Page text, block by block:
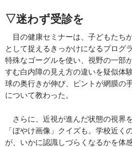
▽迷わず受診を
目の健康セミナーは、子どもたち
として捉えるきっかけになるプログ
特殊なゴーグルを使い、視野の一部
すむ白内障の見え方の違いを疑似体
球の奥行きが伸び、ピントが網膜の
について教わった。
さらに、近視が進んだ状態の視界
「ぼやけ画像」クイズも。学校近く
が、いかに認識しづらくなるかを体